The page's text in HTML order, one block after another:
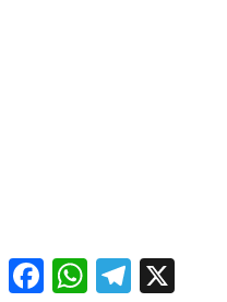
FacebookWhatsAppTelegram